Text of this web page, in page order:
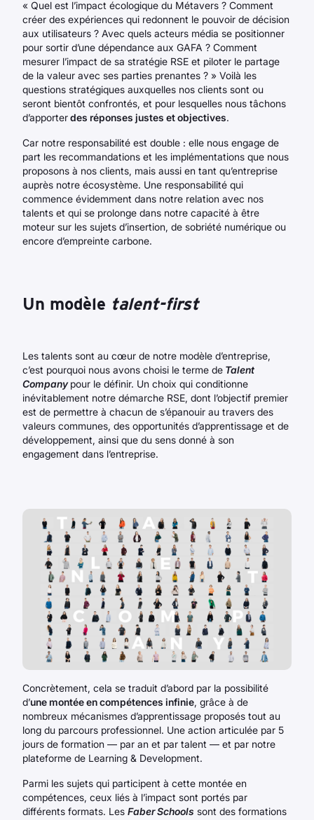
« Quel est l’impact écologique du Métavers ? Comment
créer des expériences qui redonnent le pouvoir de décision
aux utilisateurs ? Avec quels acteurs média se positionner
pour sortir d’une dépendance aux GAFA ? Comment
mesurer l’impact de sa stratégie RSE et piloter le partage
de la valeur avec ses parties prenantes ? » Voilà les
questions stratégiques auxquelles nos clients sont ou
seront bientôt confrontés, et pour lesquelles nous tâchons
d’apporterdes réponses justes et objectives.
Car notre responsabilité est double : elle nous engage de
part les recommandations et les implémentations que nous
proposons à nos clients, mais aussi en tant qu’entreprise
auprès notre écosystème. Une responsabilité qui
commence évidemment dans notre relation avec nos
talents et qui se prolonge dans notre capacité à être
moteur sur les sujets d’insertion, de sobriété numérique ou
encore d’empreinte carbone.
Un modèle talent-first
Les talents sont au cœur de notre modèle d’entreprise,
c’est pourquoi nous avons choisi le terme de Talent
Companypour le définir. Un choix qui conditionne
inévitablement notre démarche RSE, dont l’objectif premier
est de permettre à chacun de s’épanouir au travers des
valeurs communes, des opportunités d’apprentissage et de
développement, ainsi que du sens donné à son
engagement dans l’entreprise.
Concrètement, cela se traduit d’abord par la possibilité
d’une montée en compétences infinie, grâce à de
nombreux mécanismes d’apprentissage proposés tout au
long du parcours professionnel. Une action articulée par 5
jours de formation — par an et par talent — et par notre
plateforme de Learning & Development.
Parmi les sujets qui participent à cette montée en
compétences, ceux liés à l’impact sont portés par
différents formats. Les Faber Schools sont des formations